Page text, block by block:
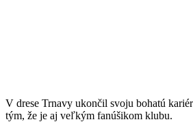
V drese Trnavy ukončil svoju bohatú
tým, že je aj veľkým fanúšikom klubu.